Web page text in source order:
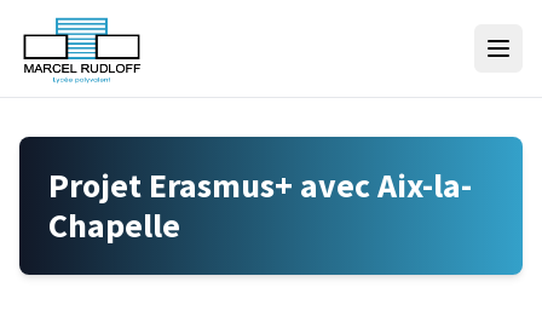
Skip to content
Projet Erasmus+ avec Aix-la-
Chapelle